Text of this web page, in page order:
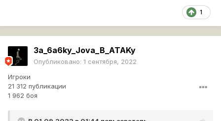
1
3a_6a6ky_Jova_B_ATAKy
Опубликовано: 1 сентября, 2022
Игроки
21 312 публикации
1 962 боя